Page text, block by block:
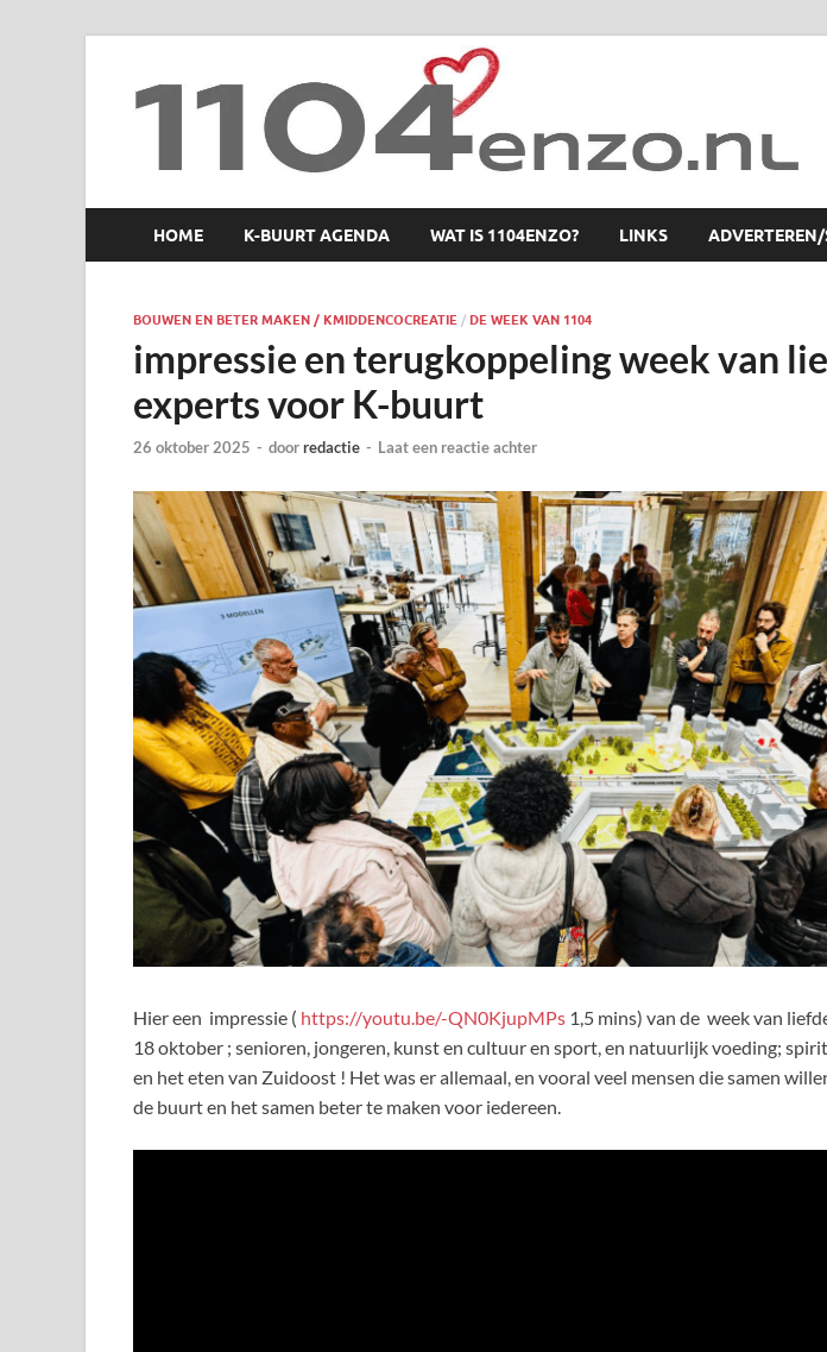
1104 en zo
HOME K-BUURT AGENDA WAT IS 1104ENZO? LINKS
BOUWEN EN BETER MAKEN / KMIDDENCOCREATIE / DE WEEK VAN 1104
impressie en terugkoppeling week van
experts voor K-buurt
26 oktober 2025 - doorredactie - Laat een reactie achter
Hier een impressie ( https://youtu.be/-QN0KjupMPs 1,5 mins) van de week van
18 oktober ; senioren, jongeren, kunst en cultuur en sport, en natuurlijk voeding;
en het eten van Zuidoost ! Het was er allemaal, en vooral veel mensen die samen
de buurt en het samen beter te maken voor iedereen.